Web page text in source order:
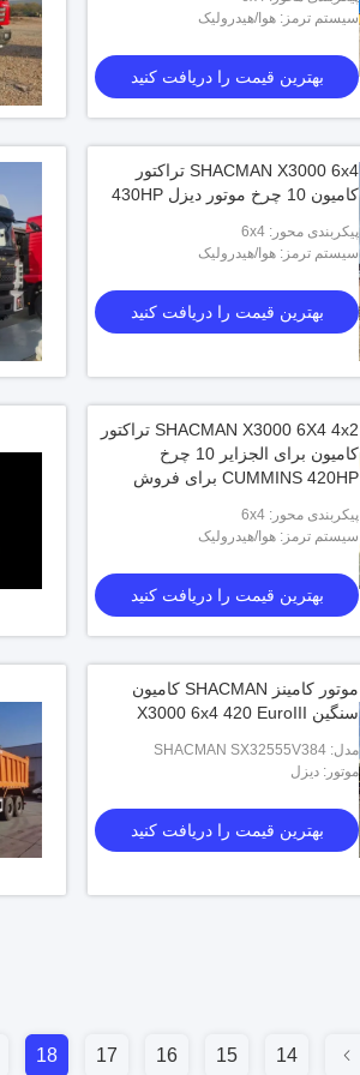
استاندارد آلایندگی یورو 2
بهترین قیمت را دریافت کنید
سیستم ترمز: هوا/هیدرولیک
بهترین قیمت را دریافت کنید
SHACMAN X3000 6x4 تراکتور
کامیون 10 چرخ موتور دیزل 430HP
پیکربندی محور: 6x4
سیستم ترمز: هوا/هیدرولیک
بهترین قیمت را دریافت کنید
SHACMAN X3000 6X4 4x2 تراکتور
کامیون برای الجزایر 10 چرخ
CUMMINS 420HP برای فروش
پیکربندی محور: 6x4
سیستم ترمز: هوا/هیدرولیک
بهترین قیمت را دریافت کنید
موتور کامینز SHACMAN کامیون
سنگین X3000 6x4 420 EuroIII
مدل: SHACMAN SX32555V384
موتور: دیزل
بهترین قیمت را دریافت کنید
14
15
16
17
18